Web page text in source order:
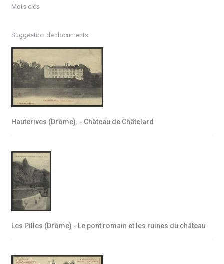
Mots clés
Suggestion de documents
Hauterives (Drôme). - Château de Châtelard
Les Pilles (Drôme) - Le pont romain et les ruines du château